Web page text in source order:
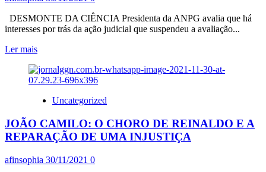
E
SE
DECLARA
REPÚBLICA
DESMONTE DA CIÊNCIA Presidenta da ANPG avalia que há
interesses por trás da ação judicial que suspendeu a avaliação...
Ler maisLeia
sobre
‘APAGÃO
CONHECIMENTO’
BRASIL
PASSA
A
SER
UM
Uncategorized
JOÃO CAMILO: O CHORO DE REINALDO E A
REPARAÇÃO DE UMA INJUSTIÇA
afinsophia 30/11/2021 0